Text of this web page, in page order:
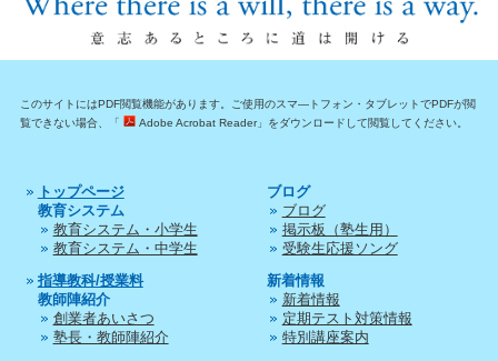
このサイトにはPDF閲覧機能があります。ご使用のスマ―トフォン・タブレットでPDFが閲
覧できない場合、「
Adobe Acrobat Reader」をダウンロードして閲覧してください。
トップページ
教育システム
教育システム・小学生
教育システム・中学生
指導教科/授業料
教師陣紹介
創業者あいさつ
塾長・教師陣紹介
ブログ
ブログ
掲示板（塾生用）
受験生応援ソング
新着情報
新着情報
定期テスト対策情報
特別講座案内